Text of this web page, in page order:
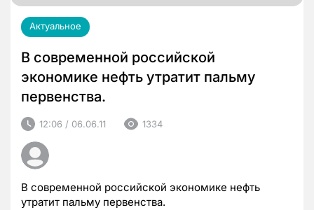
Актуальное
В современной российской
экономике нефть утратит пальму
первенства.
12:06 / 06.06.11 1334
В современной российской экономике нефть
утратит пальму первенства.